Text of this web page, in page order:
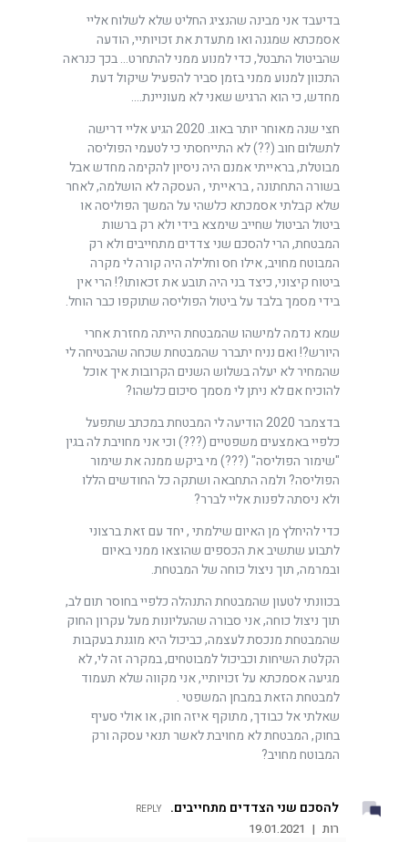
בדיעבד אני מבינה שהנציג החליט שלא לשלוח אליי
אסמכתא שמגנה ואו מתעדת את זכויותיי, הודעה
שהביטול התבטל, כדי למנוע ממני להתחרט… בכך כנראה
התכוון למנוע ממני בזמן סביר להפעיל שיקול דעת
מחדש, כי הוא הרגיש שאני לא מעוניינת….
חצי שנה מאוחר יותר באוג. 2020 הגיע אליי דרישה
לתשלום חוב (??) לא התייחסתי כי לטעמי הפוליסה
מבוטלת, בראייתי אמנם היה ניסיון להקימה מחדש אבל
בשורה התחתונה , בראייתי , העסקה לא הושלמה, לאחר
שלא קבלתי אסמכתא כלשהי על המשך הפוליסה או
ביטול הביטול שחייב שימצא בידי ולא רק ברשות
המבטחת, הרי להסכם שני צדדים מתחייבים ולא רק
המבוטח מחויב, אילו חס וחלילה היה קורה לי מקרה
ביטוח קיצוני, כיצד בני היה תובע את זכאותו?! הרי אין
בידי מסמך בלבד על ביטול הפוליסה שתוקפו כבר הוחל.
שמא נדמה למישהו שהמבטחת הייתה מחזרת אחרי
היורש?! ואם נניח יתברר שהמבטחת שכחה שהבטיחה לי
שהמחיר לא יעלה בשלוש השנים הקרובות איך אוכל
להוכיח אם לא ניתן לי מסמך סיכום כלשהו?
בדצמבר 2020 הודיעה לי המבטחת במכתב שתפעל
כלפיי באמצעים משפטיים (???) וכי אני מחויבת לה בגין
"שימור הפוליסה" (???) מי ביקש ממנה את שימור
הפוליסה? ולמה התחבאה ושתקה כל החודשים הללו
ולא ניסתה לפנות אליי לברר?
כדי להיחלץ מן האיום שילמתי , יחד עם זאת ברצוני
לתבוע שתשיב את הכספים שהוצאו ממני באיום
ובמרמה, תוך ניצול כוחה של המבטחת.
בכוונתי לטעון שהמבטחת התנהלה כלפיי בחוסר תום לב,
תוך ניצול כוחה, אני סבורה שהעליונות מעל עקרון החוק
שהמבטחת מנכסת לעצמה, כביכול היא מוגנת בעקבות
הקלטת השיחות וכביכול למבוטחים, במקרה זה לי, לא
מגיעה אסמכתא על זכויותיי, אני מקווה שלא תעמוד
למבטחת הזאת במבחן המשפטי .
שאלתי אל כבודך, מתוקף איזה חוק, או אולי סעיף
בחוק, המבטחת לא מחויבת לאשר תנאי עסקה ורק
המבוטח מחויב?
להסכם שני הצדדים מתחייבים.
רות |
19.01.2021
REPLY